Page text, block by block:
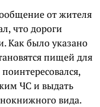
от жителя
что дороги
Как было указано
пищей для
ЧС и выдать
вида.